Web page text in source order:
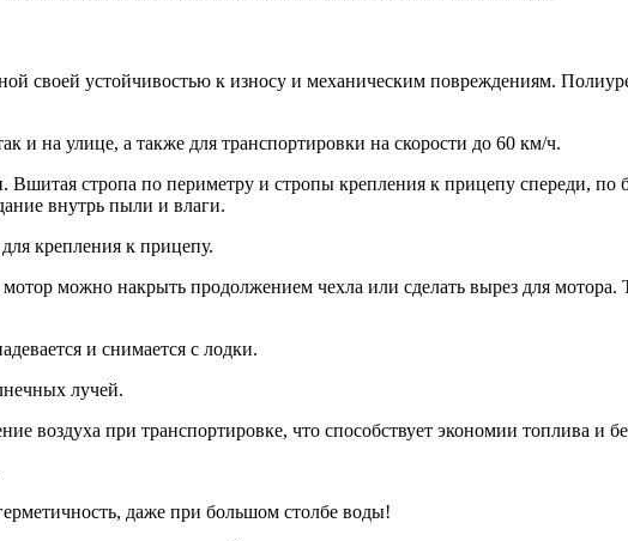
своей устойчивостью к износу и механическим повреждениям.
и на улице, а также для транспортировки на скорости до 60 км/ч.
стропа по периметру и стропы крепления к прицепу спереди, по
внутрь пыли и влаги.
крепления к прицепу.
можно накрыть продолжением чехла или сделать вырез для мотора.
и снимается с лодки.
лучей.
воздуха при транспортировке, что способствует экономии топлива и
даже при большом столбе воды!